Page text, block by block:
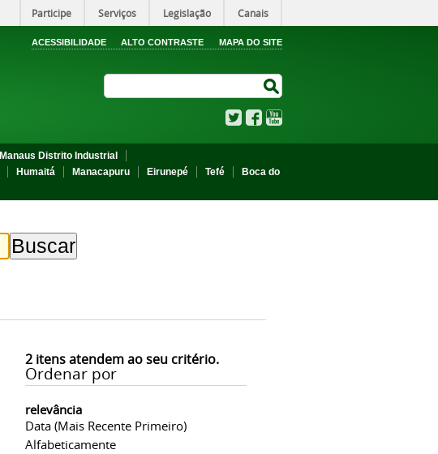
Participe Serviços Legislação Canais
ACESSIBILIDADE ALTO CONTRASTE MAPA DO SITE
TwitterFacebook
Manaus Distrito Industrial
Humaitá Manacapuru Eirunepé Tefé
Boca do
2itens atendem ao seu critério.
Ordenar por
relevância
Data (mais Recente Primeiro)
Alfabeticamente